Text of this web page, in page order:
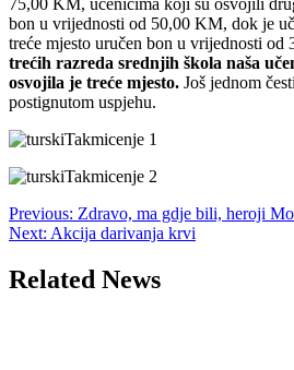
bon u vrijednosti od 50,00 KM, dok je
treće mjesto uručen bon u vrijednosti od
trećih razreda srednjih škola naša
osvojila je treće mjesto. Još jednom
postignutom uspjehu.
Post
navigation
Previous: Zdravo, ma gdje bili, heroji
Next: Akcija darivanja krvi
Related News